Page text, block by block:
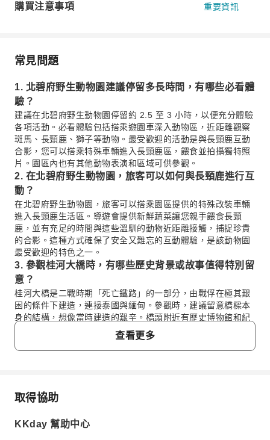
購買注意事項 重要資訊
常見問題
1. 北碧府野生動物園建議停留多長時間，有哪些必看體
驗？
建議在北碧府野生動物園停留約 2.5 至 3 小時，以便充分體驗
各項活動。必看體驗包括搭乘遊園車深入動物區，近距離觀察
斑馬、長頸鹿、獅子等動物。最受歡迎的活動是與長頸鹿互動
合影，您可以搭乘特殊車輛進入長頸鹿區，餵食並拍攝獨特照
片。園區內也有其他動物表演和區域可供參觀。
2. 在北碧府野生動物園，旅客可以如何與長頸鹿進行互
動？
在北碧府野生動物園，旅客可以搭乘園區提供的特殊改裝車輛
進入長頸鹿生活區。導遊會提供新鮮蔬菜讓您親手餵食長頸
鹿，並有充足的時間與這些溫馴的動物近距離接觸，捕捉珍貴
的合影。這種方式確保了安全又難忘的互動體驗，是該動物園
最受歡迎的特色之一。
3. 參觀桂河大橋時，有哪些歷史背景或故事值得特別留
意？
桂河大橋是二戰時期「死亡鐵路」的一部分，由戰俘在極其艱
困的條件下建造，連接泰國與緬甸。參觀時，建議留意橋樑本
身的結構，想像當時建造的艱辛。橋頭附近有歷史博物館和紀
念碑，詳細介紹這段歷史，讓您更深入了解戰爭的殘酷與和平
的珍貴。漫步橋上，能感受其背後的沉重歷史意義。
4. 玻璃屋山景田園咖啡廳有什麼獨特的拍照視角或特色
景、稻田風光聞名。最佳拍照視角是在玻璃屋內，將翠綠山景
景，營造悠閒度假氛圍。特色餐點則融合了泰國在地風味，提
供各式飲品、甜點及輕食，讓您在美景中享受美食。
查看更多
常見問題
取得協助
KKday 幫助中心